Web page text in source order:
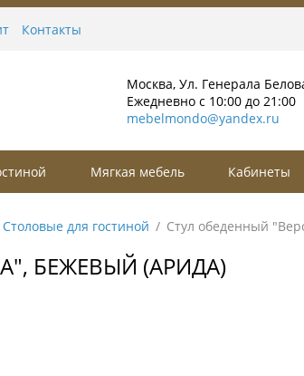
Контакты
Москва, Ул. Генерала
Ежедневно с 10:00 до 21:00
mebelmondo@yandex.ru
Мягкая мебель Кабинеты
Столовые для гостиной Стул обеденный
БЕЖЕВЫЙ (АРИДА)